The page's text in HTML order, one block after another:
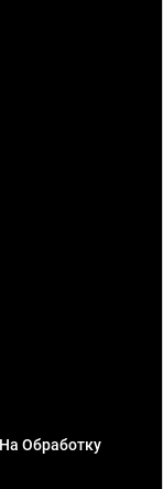
Обработку